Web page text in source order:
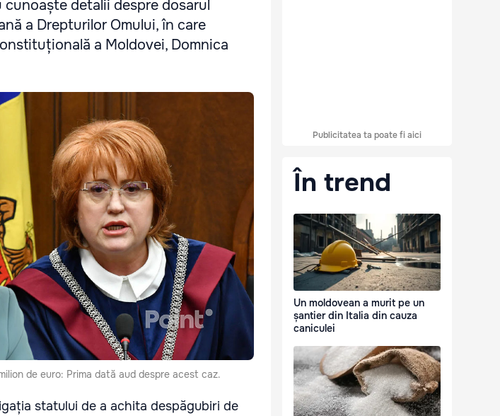
detalii despre dosarul
a Drepturilor Omului, în care
a Moldovei, Domnica
de euro: Prima dată aud despre acest caz.
statului de a achita despăgubiri de
Publicitatea ta poate fi aici
În trend
Un moldovean a murit pe un
șantier din Italia din cauza
caniculei